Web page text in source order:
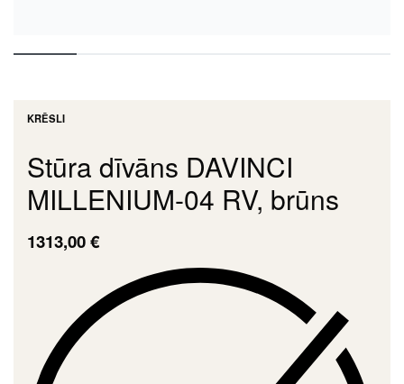
KRĒSLI
Stūra dīvāns DAVINCI
MILLENIUM-04 RV, brūns
1313,00€